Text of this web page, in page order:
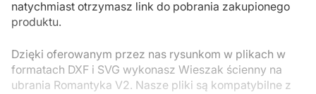
natychmiast otrzymasz link do pobrania zakupionego
produktu.
Dzięki oferowanym przez nas rysunkom w plikach w
formatach DXF i SVG wykonasz Wieszak ścienny na
ubrania Romantyka V2. Nasze pliki są kompatybilne z